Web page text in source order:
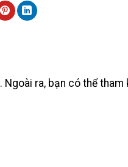
. Ngoài ra, bạn có thể